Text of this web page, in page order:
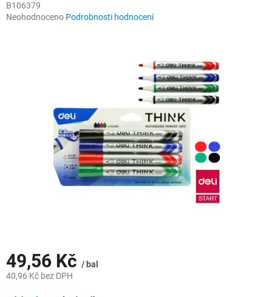
B106379
Průměrné
Neohodnoceno Podrobnosti hodnocení
49,56 Kč / bal
40,96 Kč bez DPH